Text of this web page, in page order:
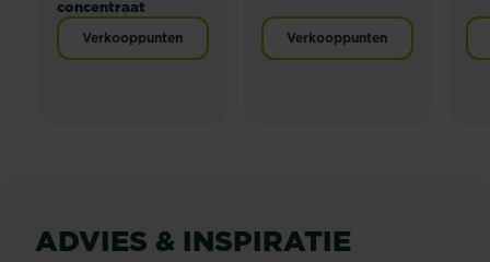
concentraat
Verkooppunten Verkooppunten
ADVIES & INSPIRATIE